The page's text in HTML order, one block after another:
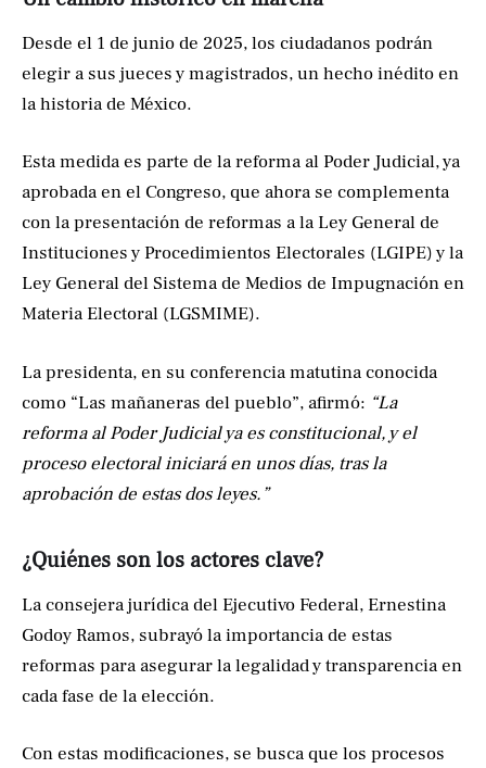
Desde el 1 de junio de 2025, los ciudadanos podrán
elegir a sus jueces y magistrados, un hecho inédito en
la historia de México.
Esta medida es parte de la reforma al Poder Judicial, ya
aprobada en el Congreso, que ahora se complementa
con la presentación de reformas a la Ley General de
Instituciones y Procedimientos Electorales (LGIPE) y la
Ley General del Sistema de Medios de Impugnación en
Materia Electoral (LGSMIME).
La presidenta, en su conferencia matutina conocida
como “Las mañaneras del pueblo”, afirmó: “La
reforma al Poder Judicial ya es constitucional, y el
proceso electoral iniciará en unos días, tras la
aprobación de estas dos leyes.”
¿Quiénes son los actores clave?
La consejera jurídica del Ejecutivo Federal, Ernestina
Godoy Ramos, subrayó la importancia de estas
reformas para asegurar la legalidad y transparencia en
cada fase de la elección.
Con estas modificaciones, se busca que los procesos